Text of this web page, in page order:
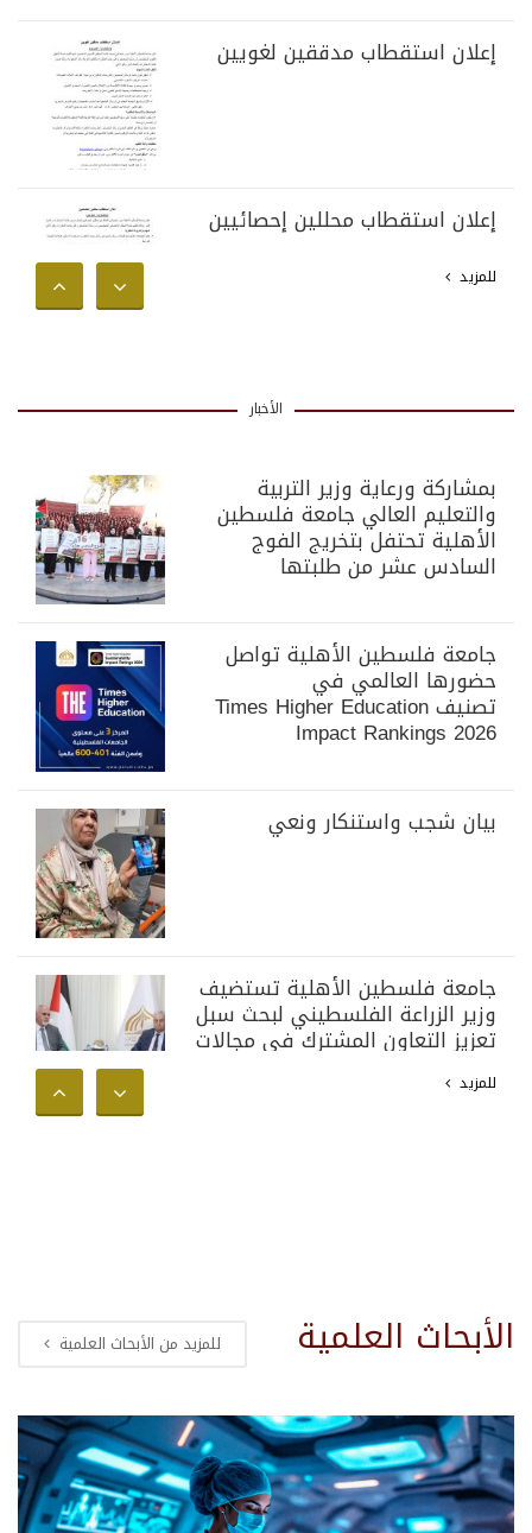
إعلان استقطاب مدققين لغويين
إعلان استقطاب محللين إحصائيين
للمزيد
الأخبار
بمشاركة ورعاية وزير التربية
والتعليم العالي جامعة فلسطين
الأهلية تحتفل بتخريج الفوج
السادس عشر من طلبتها
جامعة فلسطين الأهلية تواصل
حضورها العالمي في
تصنيف Times Higher Education
Impact Rankings 2026
بيان شجب واستنكار ونعي
جامعة فلسطين الأهلية تستضيف
وزير الزراعة الفلسطيني لبحث سبل
تعزيز التعاون المشترك في مجالات
المجتمع الفلسطيني
للمزيد
الأبحاث العلمية للمزيد من الأبحاث العلمية